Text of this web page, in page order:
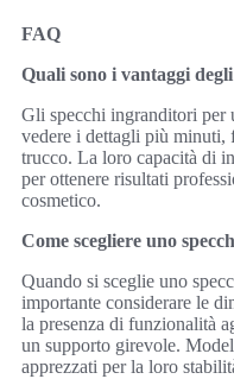
FAQ
Quali sono i vantaggi
Gli specchi ingranditori per
vedere i dettagli più minuti,
trucco. La loro capacità di
per ottenere risultati
cosmetico.
Come scegliere uno
Quando si sceglie uno
importante considerare le
la presenza di funzionalità
un supporto girevole.
apprezzati per la loro